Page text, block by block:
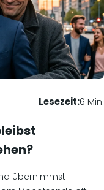
Lesezeit:6 Min.
übernimmst